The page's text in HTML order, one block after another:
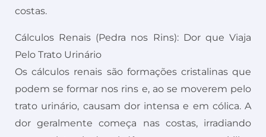
costas.
Cálculos Renais (Pedra nos Rins): Dor que Viaja
Pelo Trato Urinário
Os cálculos renais são formações cristalinas que
podem se formar nos rins e, ao se moverem pelo
trato urinário, causam dor intensa e em cólica. A
dor geralmente começa nas costas, irradiando